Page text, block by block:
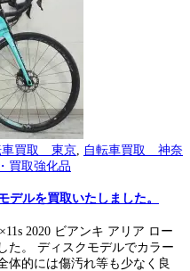
車買取 東京
自転車買取 神奈
買取強化品
デルを買取いたしました。
2020 ビアンキ アリア ロー
た。 ディスクモデルでカラー
体的には傷汚れ等も少なく良